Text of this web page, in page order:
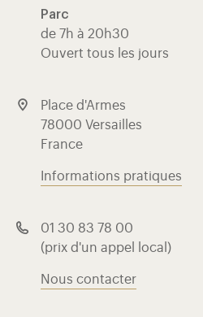
Parc
de 7h à 20h30
Ouvert tous les jours
Place d'Armes
78000 Versailles
France
Informations pratiques
01 30 83 78 00
(prix d'un appel local)
Nous contacter